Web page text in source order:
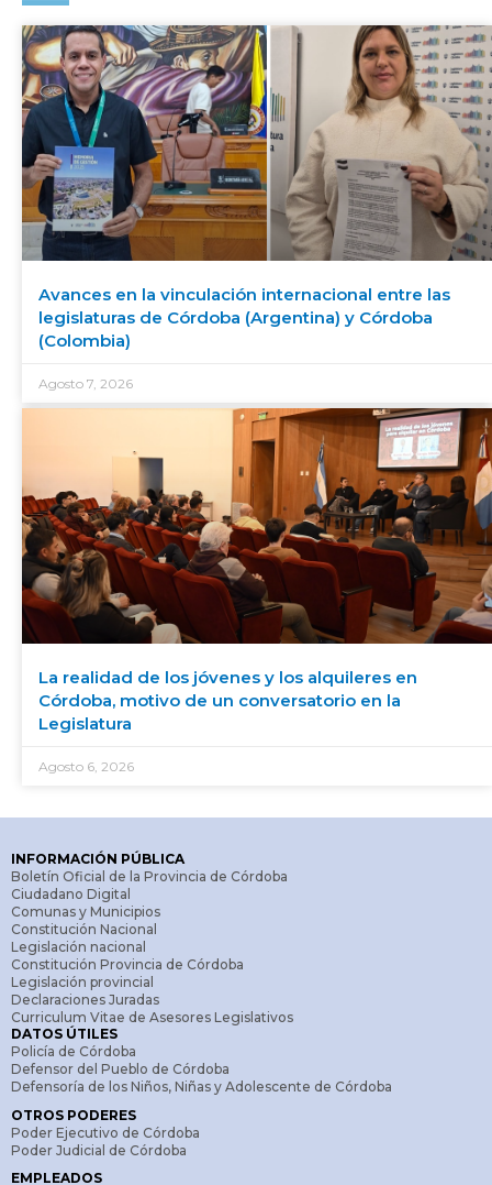
Avances en la vinculación internacional entre las
legislaturas de Córdoba (Argentina) y Córdoba
(Colombia)
Agosto 7, 2026
La realidad de los jóvenes y los alquileres en
Córdoba, motivo de un conversatorio en la
Legislatura
Agosto 6, 2026
INFORMACIÓN PÚBLICA
Boletín Oficial de la Provincia de Córdoba
Ciudadano Digital
Comunas y Municipios
Constitución Nacional
Legislación nacional
Constitución Provincia de Córdoba
Legislación provincial
Declaraciones Juradas
Curriculum Vitae de Asesores Legislativos
DATOS ÚTILES
Policía de Córdoba
Defensor del Pueblo de Córdoba
Defensoría de los Niños, Niñas y Adolescente de Córdoba
OTROS PODERES
Poder Ejecutivo de Córdoba
Poder Judicial de Córdoba
EMPLEADOS